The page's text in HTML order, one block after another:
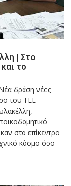
| Στο
το
δράση νέος
του ΤΕΕ
στο επίκεντρο
κόσμο όσο